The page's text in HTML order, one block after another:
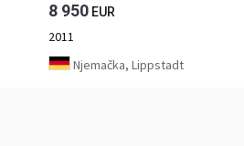
8 950 EUR
2011
Njemačka, Lippstadt